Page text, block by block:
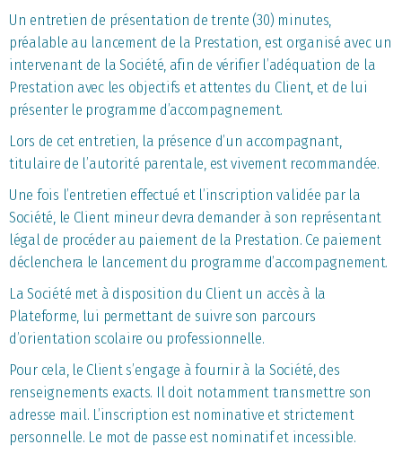
Un entretien de présentation de trente (30) minutes,
préalable au lancement de la Prestation, est organisé avec un
intervenant de la Société, afin de vérifier l’adéquation de la
Prestation avec les objectifs et attentes du Client, et de lui
présenter le programme d’accompagnement.
Lors de cet entretien, la présence d’un accompagnant,
titulaire de l’autorité parentale, est vivement recommandée.
Une fois l’entretien effectué et l’inscription validée par la
Société, le Client mineur devra demander à son représentant
légal de procéder au paiement de la Prestation. Ce paiement
déclenchera le lancement du programme d’accompagnement.
La Société met à disposition du Client un accès à la
Plateforme, lui permettant de suivre son parcours
d’orientation scolaire ou professionnelle.
Pour cela, le Client s’engage à fournir à la Société, des
renseignements exacts. Il doit notamment transmettre son
adresse mail. L’inscription est nominative et strictement
personnelle. Le mot de passe est nominatif et incessible.